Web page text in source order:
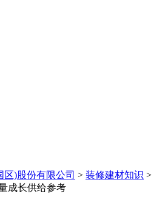
区)股份有限公司 > 装修建材知识 >
成长供给参考